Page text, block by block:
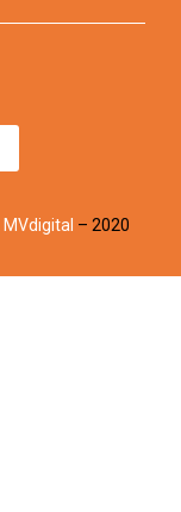
MVdigital – 2020